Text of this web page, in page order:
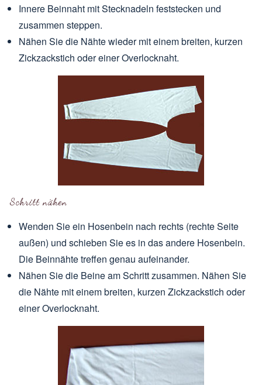
Innere Beinnaht mit Stecknadeln feststecken und
zusammen steppen.
Nähen Sie die Nähte wieder mit einem breiten, kurzen
Zickzackstich oder einer Overlocknaht.
Schritt nähen
Wenden Sie ein Hosenbein nach rechts (rechte Seite
außen) und schieben Sie es in das andere Hosenbein.
Die Beinnähte treffen genau aufeinander.
Nähen Sie die Beine am Schritt zusammen. Nähen Sie
die Nähte mit einem breiten, kurzen Zickzackstich oder
einer Overlocknaht.